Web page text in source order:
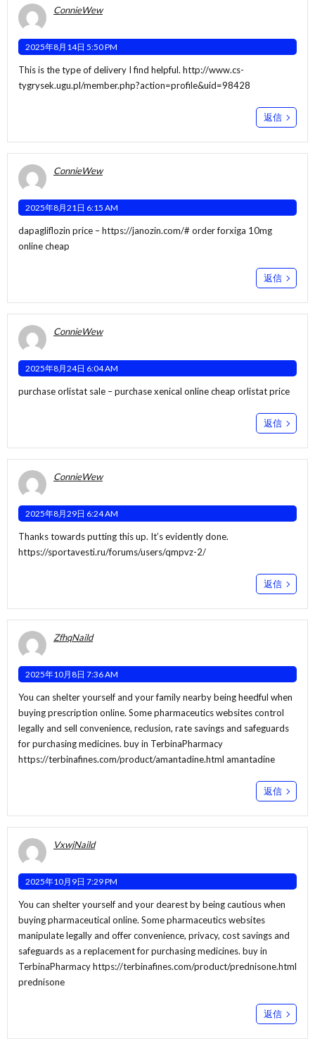
ConnieWew
2025年8月14日 5:50 PM
This is the type of delivery I find helpful. http://www.cs-
tygrysek.ugu.pl/member.php?action=profile&uid=98428
返信
ConnieWew
2025年8月21日 6:15 AM
dapagliflozin price –https://janozin.com/# order forxiga 10mg
online cheap
返信
ConnieWew
2025年8月24日 6:04 AM
purchase orlistat sale –purchase xenical online cheap orlistat price
返信
ConnieWew
2025年8月29日 6:24 AM
Thanks towards putting this up. It’s evidently done.
https://sportavesti.ru/forums/users/qmpvz-2/
返信
ZfhqNaild
2025年10月8日 7:36 AM
You can shelter yourself and your family nearby being heedful when
buying prescription online. Some pharmaceutics websites control
legally and sell convenience, reclusion, rate savings and safeguards
for purchasing medicines. buy in TerbinaPharmacy
https://terbinafines.com/product/amantadine.html amantadine
返信
VxwjNaild
2025年10月9日 7:29 PM
You can shelter yourself and your dearest by being cautious when
buying pharmaceutical online. Some pharmaceutics websites
manipulate legally and offer convenience, privacy, cost savings and
safeguards as a replacement for purchasing medicines. buy in
TerbinaPharmacyhttps://terbinafines.com/product/prednisone.html
prednisone
返信